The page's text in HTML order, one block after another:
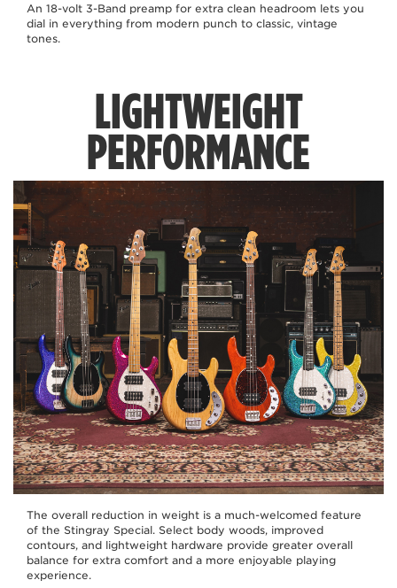
An 18-volt 3-Band preamp for extra clean headroom lets you
dial in everything from modern punch to classic, vintage
tones.
LIGHTWEIGHT
PERFORMANCE
The overall reduction in weight is a much-welcomed feature
of the Stingray Special. Select body woods, improved
contours, and lightweight hardware provide greater overall
balance for extra comfort and a more enjoyable playing
experience.